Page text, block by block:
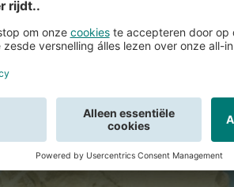
graankiemen, en haar dochter hier
mensen op deze locatie leerde
andere voorwerpen die hier tijdens